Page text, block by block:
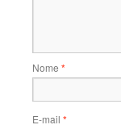
Nome *
E-mail *